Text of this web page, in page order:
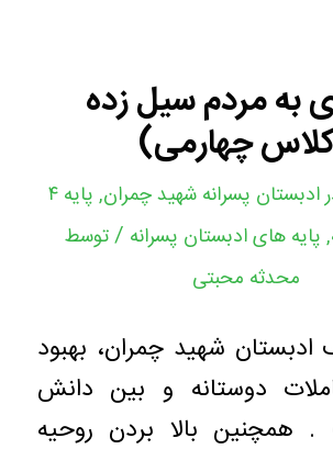
به مردم سیل زده
چهارمی)
ادبستان پسرانه شهید چمران,
پایه ۴
, پایه های ادبستان پسرانه /توسط
محدثه محبتی
ادبستان شهید چمران، بهبود
دوستانه و بین دانش
. همچنین بالا بردن روحیه